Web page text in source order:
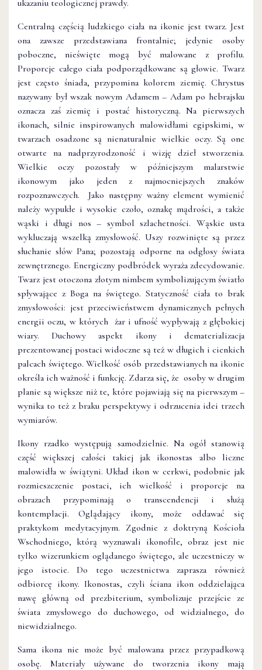
ukazaniu teologicznej prawdy.
Centralną częścią ludzkiego ciała na ikonie jest twarz. Jest
ona zawsze przedstawiana frontalnie; jedynie osoby
poboczne, nieświęte mogą być malowane z profilu.
Proporcje całego ciała podporządkowane są głowie. Twarz
jest często śniada, przypomina kolorem ziemię. Chrystus
nazywany był wszak nowym Adamem – Adam po hebrajsku
oznacza zaś ziemię i postać historyczną. Na pierwszych
ikonach, silnie inspirowanych malowidłami egipskimi, w
twarzach osadzone są nienaturalnie wielkie oczy. Są one
otwarte na nadprzyrodzoność i wizję dzieł stworzenia.
Wielkie oczy pozostały w późniejszym malarstwie
ikonowym jako jeden z najmocniejszych znaków
rozpoznawczych. Jako następny ważny element wymienić
należy wypukłe i wysokie czoło, oznakę mądrości, a także
wąski i długi nos – symbol szlachetności. Wąskie usta
wykluczają wszelką zmysłowość. Uszy rozwinięte są przez
słuchanie słów Pana; pozostają odporne na odgłosy świata
zewnętrznego. Energiczny podbródek wyraża zdecydowanie.
Twarz jest otoczona złotym nimbem symbolizującym światło
spływające z Boga na świętego. Statyczność ciała to brak
zmysłowości: jest przeciwieństwem dynamicznych pełnych
energii oczu, w których żar i ufność wypływają z głębokiej
wiary. Duchowy aspekt ikony i dematerializacja
prezentowanej postaci widoczne są też w długich i cienkich
palcach świętego. Wielkość osób przedstawianych na ikonie
określa ich ważność i funkcję. Zdarza się, że osoby w drugim
planie są większe niż te, które pojawiają się na pierwszym –
wynika to też z braku perspektywy i odrzucenia idei trzech
wymiarów.
Ikony rzadko występują samodzielnie. Na ogół stanowią
część większej całości takiej jak ikonostas albo liczne
malowidła w świątyni. Układ ikon w cerkwi, podobnie jak
rozmieszczenie postaci, ich wielkość i proporcje na
obrazach przypominają o transcendencji i służą
kontemplacji. Oglądający ikony, może oddawać się
praktykom medytacyjnym. Zgodnie z doktryną Kościoła
Wschodniego, którą wyznawali ikonofile, obraz jest nie
tylko wizerunkiem oglądanego świętego, ale uczestniczy w
jego istocie. Do tego uczestnictwa zaprasza również
odbiorcę ikony. Ikonostas, czyli ściana ikon oddzielająca
nawę główną od prezbiterium, symbolizuje przejście ze
świata zmysłowego do duchowego, od widzialnego, do
niewidzialnego.
Sama ikona nie może być malowana przez przypadkową
osobę. Materiały używane do tworzenia ikony mają